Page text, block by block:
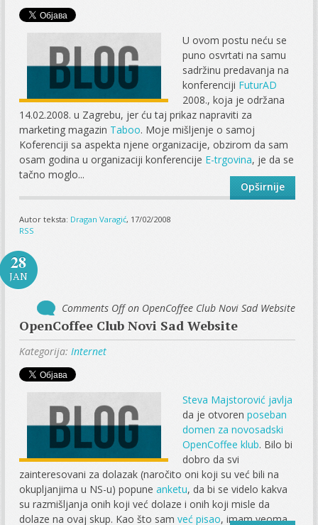
U ovom postu neću se
puno osvrtati na samu
sadržinu predavanja na
konferenciji FuturAD
2008., koja je održana
14.02.2008. u Zagrebu, jer ću taj prikaz napraviti za
marketing magazin Taboo. Moje mišljenje o samoj
Koferenciji sa aspekta njene organizacije, obzirom da sam
osam godina u organizaciji konferencije E-trgovina, je da se
tačno moglo...
Opširnije
Autor teksta: Dragan Varagić, 17/02/2008
RSS
28
JAN
Comments Offon OpenCoffee Club Novi Sad Website
OpenCoffee Club Novi Sad Website
Kategorija: Internet
Steva Majstorović javlja
da je otvorenposeban
domen za novosadski
OpenCoffee klub. Bilo bi
dobro da svi
zainteresovani za dolazak (naročito oni koji su već bili na
okupljanjima u NS-u) popuneanketu, da bi se videlo kakva
su razmišljanja onih koji već dolaze i onih koji misle da
dolaze na ovaj skup. Kao što samveć pisao, imam veoma...